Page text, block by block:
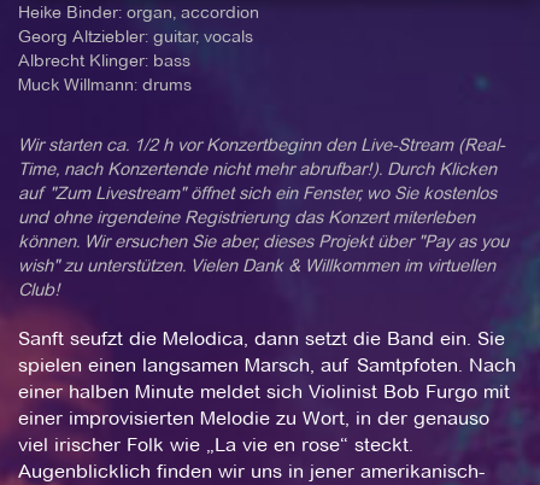
Heike Binder: organ, accordion
Georg Altziebler: guitar, vocals
Albrecht Klinger: bass
Muck Willmann: drums
Wir starten ca. 1/2 h vor Konzertbeginn den Live-Stream (Real-
Time, nach Konzertende nicht mehr abrufbar!). Durch Klicken
auf "Zum Livestream" öffnet sich ein Fenster, wo Sie kostenlos
und ohne irgendeine Registrierung das Konzert miterleben
können. Wir ersuchen Sie aber, dieses Projekt über "Pay as you
wish" zu unterstützen. Vielen Dank & Willkommen im virtuellen
Club!
Sanft seufzt die Melodica, dann setzt die Band ein. Sie
spielen einen langsamen Marsch, auf Samtpfoten. Nach
einer halben Minute meldet sich Violinist Bob Furgo mit
einer improvisierten Melodie zu Wort, in der genauso
viel irischer Folk wie „La vie en rose“ steckt.
Augenblicklich finden wir uns in jener amerikanisch-